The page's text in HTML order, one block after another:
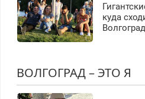
куда
ВОЛГОГРАД – ЭТО Я